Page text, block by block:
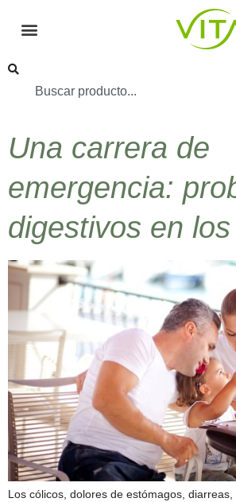
Una carrera de
emergencia:
digestivos en
Los cólicos, dolores de estómagos, diarreas,